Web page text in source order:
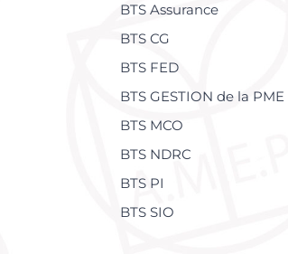
BTS Assurance
BTS CG
BTS FED
BTS GESTION de la PME
BTS MCO
BTS NDRC
BTS PI
BTS SIO